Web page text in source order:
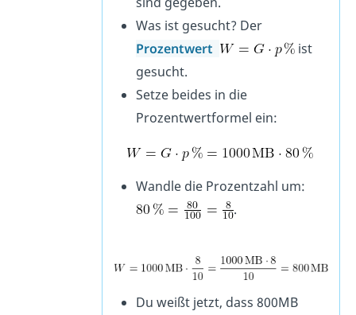
Was ist gesucht? Der
Prozentwert
ist
gesucht.
Setze beides in die
Prozentwertformel ein:
Wandle die Prozentzahl um:
.
Du weißt jetzt, dass 800MB